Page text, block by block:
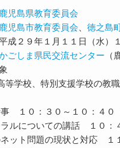
鹿児島県教育委員会
鹿児島市教育委員会 徳之島
成２９年１月１１日（水）
ごしま県民交流センター （
等学校、特別支援学校の教
１０：３０～１０：４０
ルについての講話 １０：
ット問題の現状と対応 １